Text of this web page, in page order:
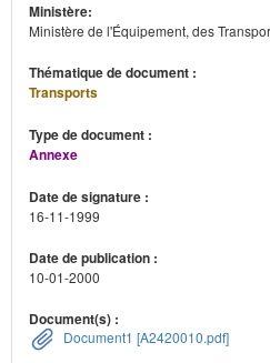
Ministère:
Ministère de l'Équipement, des
Thématique de document :
Transports
Type de document :
Annexe
Date de signature :
16-11-1999
Date de publication :
10-01-2000
Document(s) :
Document1 [A2420010.pdf]